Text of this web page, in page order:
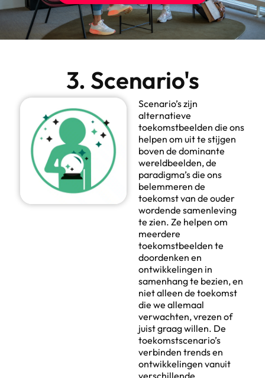
3. Scenario's
Scenario’s zijn
alternatieve
toekomstbeelden die ons
helpen om uit te stijgen
boven de dominante
wereldbeelden, de
paradigma’s die ons
belemmeren de
toekomst van de ouder
wordende samenleving
te zien. Ze helpen om
meerdere
toekomstbeelden te
doordenken en
ontwikkelingen in
samenhang te bezien, en
niet alleen de toekomst
die we allemaal
verwachten, vrezen of
juist graag willen. De
toekomstscenario’s
verbinden trends en
ontwikkelingen vanuit
verschillende